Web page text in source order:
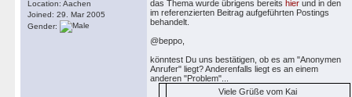
Location: Aachen
Joined: 29. Mar 2005
Gender:
das Thema wurde übrigens bereits hier und in den
im referenzierten Beitrag aufgeführten Postings
behandelt.
@beppo,
könntest Du uns bestätigen, ob es am "Anonymen
Anrufer" liegt? Anderenfalls liegt es an einem
anderen "Problem"...
Viele Grüße vom Kai